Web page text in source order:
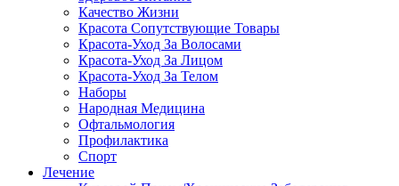
Качество Жизни
Красота Сопутствующие Товары
Красота-Уход За Волосами
Красота-Уход За Лицом
Красота-Уход За Телом
Наборы
Народная Медицина
Офтальмология
Профилактика
Спорт
Лечение